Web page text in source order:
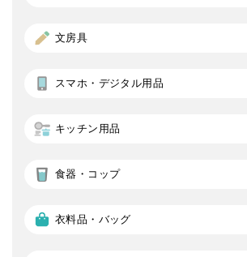
文房具
スマホ・デジタル用品
キッチン用品
食器・コップ
衣料品・バッグ